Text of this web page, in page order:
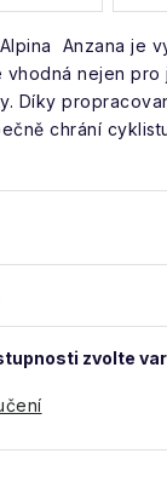
Anzana je
vhodná nejen
Díky
chrání